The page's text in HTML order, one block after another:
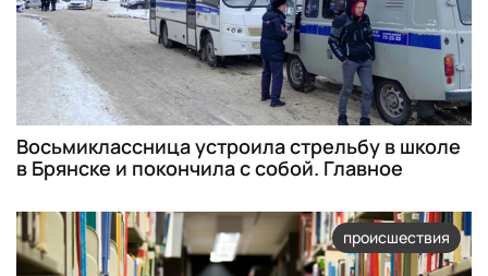
Восьмиклассница устроила стрельбу в школе
в Брянске и покончила с собой. Главное
происшествия